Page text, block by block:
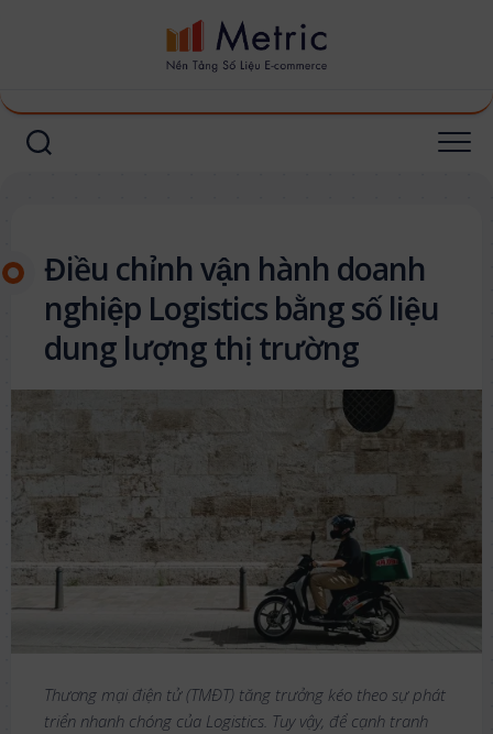
Điều chỉnh vận hành doanh
nghiệp Logistics bằng số liệu
dung lượng thị trường
Thương mại điện tử (TMĐT) tăng trưởng kéo theo sự phát
triển nhanh chóng của Logistics. Tuy vậy, để cạnh tranh